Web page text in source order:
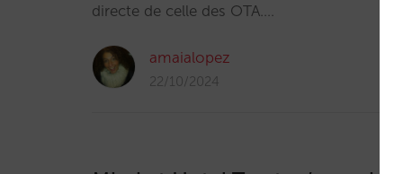
directe de celle des OTA.…
amaialopez
22/10/2024